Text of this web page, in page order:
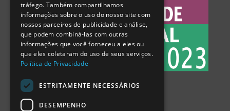
SPANISH
tráfego. Também compartilhamos
informações sobre o uso do nosso site com
nossos parceiros de publicidade e análise,
que podem combiná-las com outras
informações que você forneceu a eles ou
que eles coletaram do uso de seus serviços.
Política de Privacidade
ESTRITAMENTE NECESSÁRIOS
DESEMPENHO